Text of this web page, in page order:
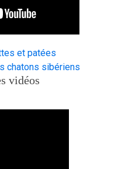
et patées
chatons sibériens
vidéos